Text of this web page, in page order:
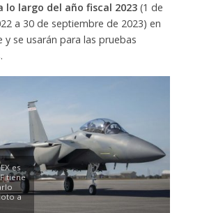
lo largo del año fiscal 2023(1 de
a 30 de septiembre de 2023) en
y se usarán para las pruebas
es
tiene
a